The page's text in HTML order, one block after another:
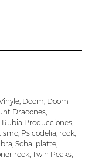
, Doom, Doom
Dracones,
Rubia Producciones,
, Psicodelia, rock,
, Schallplatte,
rock, Twin Peaks,